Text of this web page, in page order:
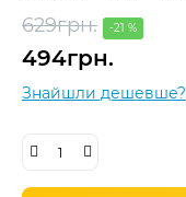
629грн. -21 %
494грн.
Знайшли дешевше?